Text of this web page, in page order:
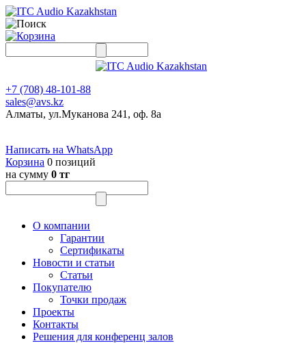
+7 (708) 48-101-88
sales@avs.kz
Алматы, ул.Муканова 241, оф. 8а
Написать на WhatsApp
Корзина 0 позиций
на сумму 0 тг
О компании
Гарантии
Сертификаты
Новости и статьи
Статьи
Покупателю
Точки продаж
Проекты
Контакты
Решения для конференц залов